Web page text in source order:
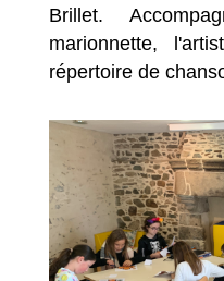
Brillet.
marionnette,
répertoire de